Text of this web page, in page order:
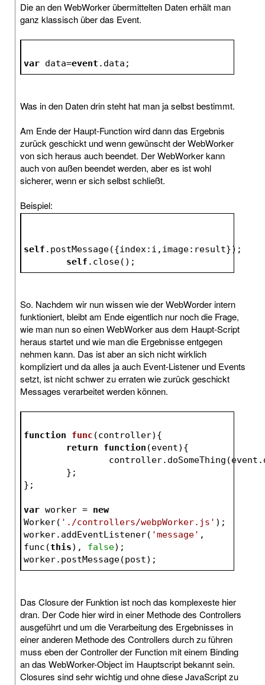
Die an den WebWorker übermittelten Daten erhält man
ganz klassisch über das Event.
var data=event .data;
Was in den Daten drin steht hat man ja selbst bestimmt.
Am Ende der Haupt-Function wird dann das Ergebnis
zurück geschickt und wenn gewünscht der WebWorker
von sich heraus auch beendet. Der WebWorker kann
auch von außen beendet werden, aber es ist wohl
sicherer, wenn er sich selbst schließt.
Beispiel:
self .postMessage({index:i,image:result});
self .close();
So. Nachdem wir nun wissen wie der WebWorder intern
funktioniert, bleibt am Ende eigentlich nur noch die Frage,
wie man nun so einen WebWorker aus dem Haupt-Script
heraus startet und wie man die Ergebnisse entgegen
nehmen kann. Das ist aber an sich nicht wirklich
kompliziert und da alles ja auch Event-Listener und Events
setzt, ist nicht schwer zu erraten wie zurück geschickt
Messages verarbeitet werden können.
function func (controller) {
return
function (event) {
	};
};
var worker = new
Worker( './controllers/webpWorker.js' );
worker.addEventListener( 'message' ,
func(this), false);
worker.postMessage(post);
Das Closure der Funktion ist noch das komplexeste hier
dran. Der Code hier wird in einer Methode des Controllers
ausgeführt und um die Verarbeitung des Ergebnisses in
einer anderen Methode des Controllers durch zu führen
muss eben der Controller der Function mit einem Binding
an das WebWorker-Object im Hauptscript bekannt sein.
Closures sind sehr wichtig und ohne diese JavaScript zu